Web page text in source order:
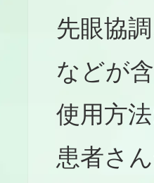
先眼協
などが
使用方
患者さ